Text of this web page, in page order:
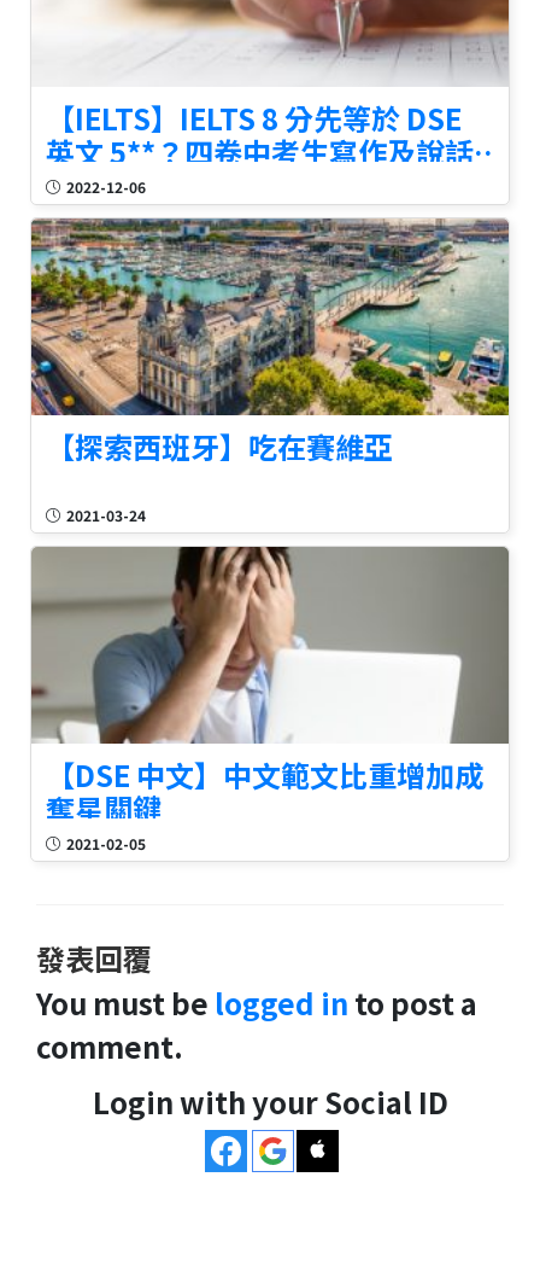
【IELTS】IELTS 8 分先等於 DSE
英文 5**？四卷中考生寫作及說話
能力表現不理想
2022-12-06
【探索西班牙】吃在賽維亞
2021-03-24
【DSE 中文】中文範文比重增加成
奪星關鍵
2021-02-05
發表回覆
You must be logged in to post a
comment.
Login with your Social ID